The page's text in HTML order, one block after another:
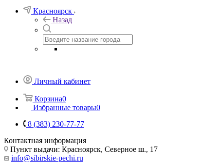
Красноярск
Назад
Личный кабинет
Корзина0
Избранные товары0
8 (383) 230-77-77
Контактная информация
Пункт выдачи: Красноярск, Северное ш., 17
info@sibirskie-pechi.ru